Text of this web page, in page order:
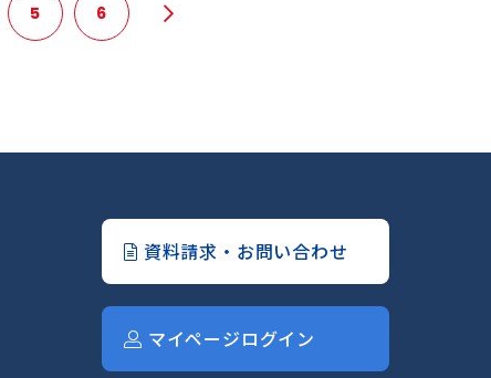
5 6
資料請求・お問い合わせ
マイページログイン